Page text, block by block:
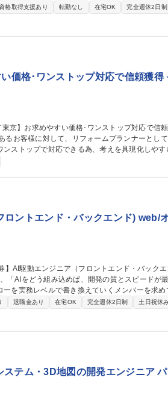
談、パルスサーベイアラート、適性検査）の構
、マネージャーの評価力の育成 等 募集職種 ★
タートアップ
資格取得支援あり 転勤なし 在宅OK
完全週休2日制
価格･ワンストップ対応で信頼獲得
るお客様に対して、リフォームプランナーとし
ストップで対応できる為、考えを具現化しやす
で信頼獲得
ロントエンド・バックエンド) web/
を実務レベルで書き換えていくメンバーを求め
速化と品質向上を推進します。）■バックエンド
の開発において、AIを活用した設計支援やテス
集職種 【1035553/楽天証券】
退職金あり 在宅OK 完全週休2日制
土日祝休
テム・3D地図の開発エンジニア